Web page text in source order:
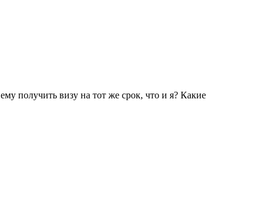
получить визу на тот же срок, что и я? Какие